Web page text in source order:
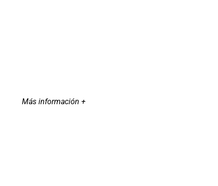
Más información +